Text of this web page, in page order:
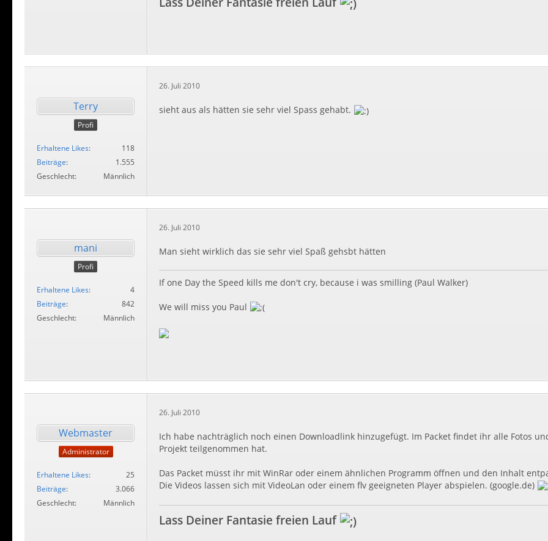
Terry
Profi
Erhaltene Likes
118
Beiträge
1.555
Geschlecht
Männlich
26. Juli 2010
sieht aus als hätten sie sehr viel Spass gehabt.
mani
Profi
Erhaltene Likes
4
Beiträge
842
Geschlecht
Männlich
26. Juli 2010
Man sieht wirklich das sie sehr viel Spaß gehsbt hätten
If one Day the Speed kills me don't cry, because i was smilling (Paul Walker)
We will miss you Paul
Webmaster
Administrator
Erhaltene Likes
25
Beiträge
3.066
Geschlecht
Männlich
26. Juli 2010
Ich habe nachträglich noch einen Downloadlink hinzugefügt. Im Packet findet ihr alle Fotos
Projekt teilgenommen hat.
Das Packet müsst ihr mit WinRar oder einem ähnlichen Programm öffnen und den Inhalt
Die Videos lassen sich mit VideoLan oder einem flv geeigneten Player abspielen. (google.de)
Lass Deiner Fantasie freien Lauf